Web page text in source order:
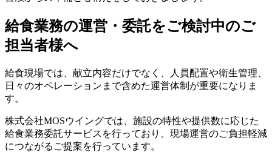
給食業務の運営・委託をご検討中のご
担当者様へ
給食現場では、献立内容だけでなく、人員配置や衛生管理、
日々のオペレーションまで含めた運営体制が重要になりま
す。
株式会社MOSウイングでは、施設の特性や提供数に応じた
給食業務委託サービスを行っており、現場運営のご負担軽減
につながるご提案を行っています。